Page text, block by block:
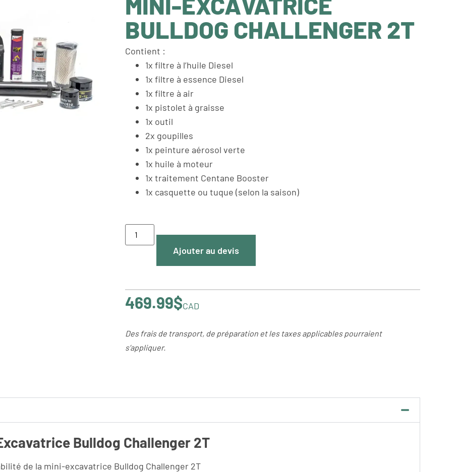
BULLDOG CHALLENGER 2T
Contient :
1x filtre à l’huile Diesel
1x filtre à essence Diesel
1x filtre à air
1x pistolet à graisse
1x outil
2x goupilles
1x peinture aérosol verte
1x huile à moteur
1x traitement Centane Booster
1x casquette ou tuque (selon la saison)
Ajouter au devis
469.99$CAD
Des frais de transport, de préparation et les taxes applicables pourraient
s’appliquer.
Bulldog Challenger 2T
de la mini-excavatrice Bulldog Challenger 2T